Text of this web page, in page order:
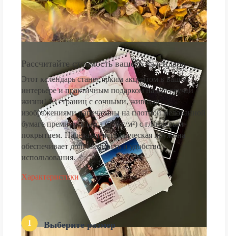
Рассчитайте стоимость вашего календаря
Этот календарь станет ярким акцентом в вашем
интерьере и практичным подарком на все случаи
жизни! 13 страниц с сочными, живыми
изображениями напечатаны на плотной мелованной
бумаге премиум-класса (250 г/м²) с глянцевым
покрытием. Надёжная металлическая пружина
обеспечивает долговечность и удобство
использования.
Характеристики
1 Выберите размер